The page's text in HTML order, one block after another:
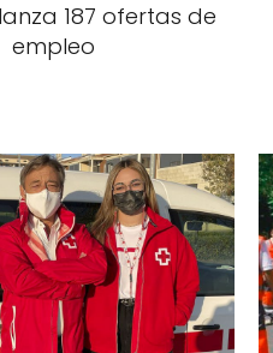
187 ofertas de
empleo